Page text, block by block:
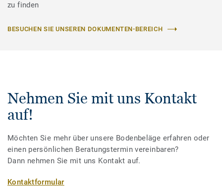
zu finden
BESUCHEN SIE UNSEREN DOKUMENTEN-BEREICH
Nehmen Sie mit uns Kontakt
auf!
Möchten Sie mehr über unsere Bodenbeläge erfahren oder
einen persönlichen Beratungstermin vereinbaren?
Dann nehmen Sie mit uns Kontakt auf.
Kontaktformular